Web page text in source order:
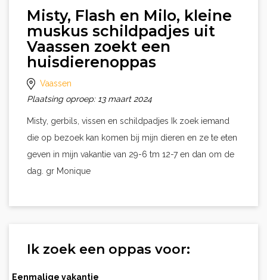
Misty, Flash en Milo, kleine
muskus schildpadjes uit
Vaassen zoekt een
huisdierenoppas
Vaassen
Plaatsing oproep: 13 maart 2024
Misty, gerbils, vissen en schildpadjes Ik zoek iemand
die op bezoek kan komen bij mijn dieren en ze te eten
geven in mijn vakantie van 29-6 tm 12-7 en dan om de
dag. gr Monique
Ik zoek een oppas voor:
Eenmalige vakantie